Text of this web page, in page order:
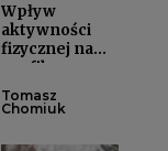
Wpływ
aktywności
fizycznej na
profil
lipidowyi
Tomasz
Chomiuk